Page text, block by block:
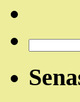
Händelser